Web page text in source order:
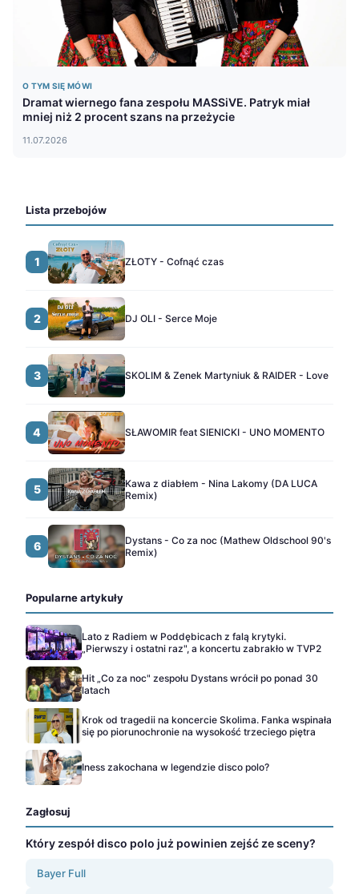
O TYM SIĘ MÓWI
Dramat wiernego fana zespołu MASSiVE. Patryk miał
mniej niż 2 procent szans na przeżycie
11.07.2026
Lista przebojów
1 ZŁOTY - Cofnąć czas
2 DJ OLI - Serce Moje
3 SKOLIM & Zenek Martyniuk & RAIDER - Love
4 SŁAWOMIR feat SIENICKI - UNO MOMENTO
5
Kawa z diabłem - Nina Lakomy (DA LUCA
Remix)
6
Dystans - Co za noc (Mathew Oldschool 90's
Remix)
Popularne artykuły
Lato z Radiem w Poddębicach z falą krytyki.
„Pierwszy i ostatni raz", a koncertu zabrakło w TVP2
Hit „Co za noc" zespołu Dystans wrócił po ponad 30
latach
Krok od tragedii na koncercie Skolima. Fanka wspinała
się po piorunochronie na wysokość trzeciego piętra
Iness zakochana w legendzie disco polo?
Zagłosuj
Który zespół disco polo już powinien zejść ze sceny?
Bayer Full